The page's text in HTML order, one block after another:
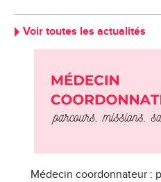
Voir toutes les actualités
Médecin coordonnateur :